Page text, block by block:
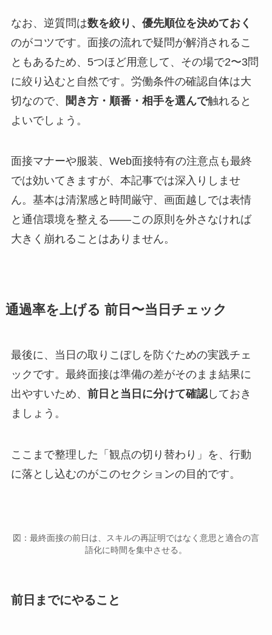
なお、逆質問は数を絞り、優先順位を決めておく
のがコツです。面接の流れで疑問が解消されるこ
ともあるため、5つほど用意して、その場で2〜3問
に絞り込むと自然です。労働条件の確認自体は大
切なので、
聞き方・順番・相手を選んで触れると
よいでしょう。
面接マナーや服装、Web面接特有の注意点も最終
では効いてきますが、本記事では深入りしませ
ん。基本は清潔感と時間厳守、画面越しでは表情
と通信環境を整える——この原則を外さなければ
大きく崩れることはありません。
通過率を上げる 前日〜当日チェック
最後に、当日の取りこぼしを防ぐための実践チェ
ックです。最終面接は準備の差がそのまま結果に
出やすいため、 前日と当日に分けて確認しておき
ましょう。
ここまで整理した「観点の切り替わり」を、行動
に落とし込むのがこのセクションの目的です。
図：最終面接の前日は、スキルの再証明ではなく意思と適合の言
語化に時間を集中させる。
前日までにやること